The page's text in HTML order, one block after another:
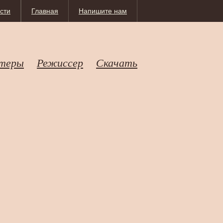
Напишите нам
Главная
Режиссер Скачать